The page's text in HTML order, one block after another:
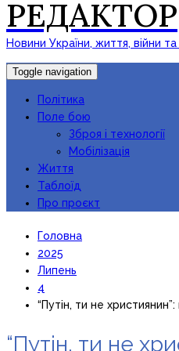
РЕДАКТОР
Новини України, життя, війни
Toggle navigation
Політика
Поле бою
Зброя і технології
Мобілізація
Життя
Таблоїд
Про проєкт
Головна
2025
Липень
4
“Путін, ти не
“Путін, ти не